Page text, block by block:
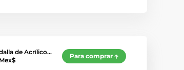
de Acrílico…
Para comprar